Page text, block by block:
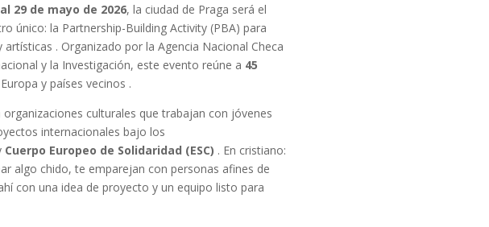
29 de mayo de 2026, la ciudad de Praga será el
único: la Partnership-Building Activity (PBA) para
artísticas . Organizado por la Agencia Nacional Checa
y la Investigación, este evento reúne a 45
y países vecinos .
organizaciones culturales que trabajan con jóvenes
internacionales bajo los
Cuerpo Europeo de Solidaridad (ESC) . En cristiano:
algo chido, te emparejan con personas afines de
con una idea de proyecto y un equipo listo para